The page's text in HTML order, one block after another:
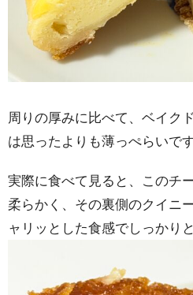
周りの厚みに比べて、ベイク
は思ったよりも薄っぺらいです
実際に食べて見ると、このチ
柔らかく、その裏側のクイニ
ャリッとした食感でしっかり